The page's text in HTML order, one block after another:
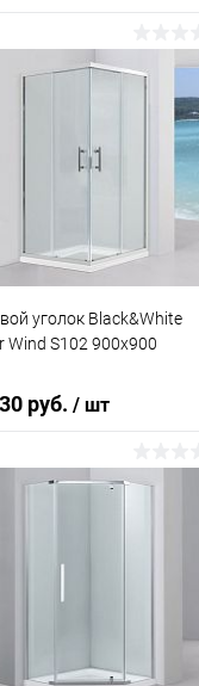
В корзину
в 1 клик Сравнение
Под заказ
уголок Black&White
Wind S102 900х900
руб. / шт
в 1 клик
избранное